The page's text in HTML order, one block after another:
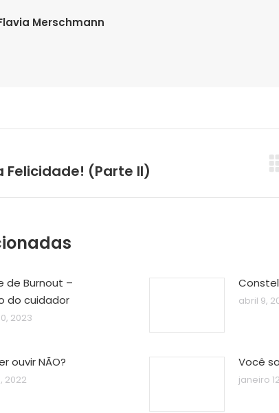
Merschmann
Felicidade! (Parte II)
de Burnout –
do cuidador
2023
abril 9,
ouvir NÃO?
2022
Você
janeiro